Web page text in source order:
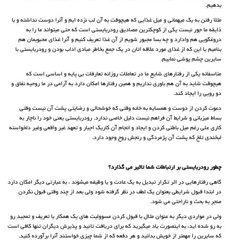
بدهیم.
مثلا رفتن به یک میهمانی و میل غذایی که هیچوقت به آن لب نزده ایم و آنرا دوست نداشته و با
ذایقه ما جور نیست یکی از کوچکترین مصادیق رودربایستی است که حتی میتواند ما را به
دروغگویی هم وادارد و چه بسا مجبور شویم از آن غذا تعریف کنیم و آنرا غذای محبوبمان هم
بنامیم یا این که از غذای مورد علاقه اتان در یک جمع بخاطر مبادی اداب بودن و رودربایستی با
سایرین چشم پوشی نماییم.
متاسفانه یکی از رفتارهای شایع ما در تعاملات روزانه تعارفات بی پایه و اساسی است که
هیچوقت شاید به آن هم باوری نداریم و همین رفتارها امکان دارد به آرامی در ما روحیه نفاق و
دو رویی را ایجاد کند.
دعوت کردن از دوست و همسایه به خانه وقتی که خوشحالی و رضایتی پشت آن نیست وقتی
بساط میزبانی و شرایط آن فراهم نیست دلیل خاصی ندارد. رودربایستی یعنی خود را ناچار به
کاری علی رغم میل باطنی کردن و ایجاد و انجام آن کاریک اجبار و تعهد غیر واقعی وغیر دلخواسته
لبخندی تلخ که پشت آن پژمردگی و رنجش روح وجود دارد.
چطور رودربایستی بر ارتباطات شما تاثیر می گذارد؟
گاهی رفتارهایی در اثر تکرار تبدیل به یک عادت و یا وظیفه میشوند ، به عبارتی دیگر امکان دارد
در ابتدا قبول شرایطی بعنوان یک لطف در نظر گرفته شود ولی بعد از چند وقتی قبول نکردن
منجر به بحث و ناراحتی می شود.
ولی در مواردی دیگر به عنوان مثال با قبول کردن مسوولیت های یک همکار با تعریف و تمجید رو
به رو شده اید، به اینصورت یاد میگیرید که برای دریافت تائید و پذیرش دیگران تنها کافی است
که سایرین را مهمتر از خویش بدانید و هر دفعه که از شما چیزی خواستند آنرا برآورده کنید.